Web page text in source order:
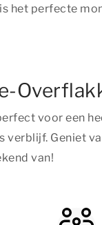
het perfecte
voor een
Geniet
van!